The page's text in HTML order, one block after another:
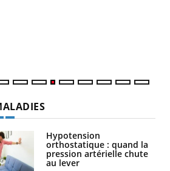
passe-t-il dans le sud de la
?
Hypotension
orthostatique : quand la
pression artérielle chute
au lever